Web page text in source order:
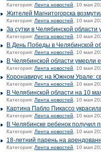
Категория: Лента новостей , 10 мая
Жителей Магнитогорска
Категория: Лента новостей , 10 мая
За сутки в Челябинской
Категория: Лента новостей , 10 мая
В День Победы в Челябинской
Категория: Лента новостей , 10 мая
В Челябинской области умерли
Категория: Лента новостей , 10 мая
Коронавирус на Южном Урале:
Категория: Лента новостей , 10 мая
В Челябинской области на 10
Категория: Лента новостей , 10 мая
Картина Пабло Пикассо
Категория: Лента новостей , 10 мая
В Челябинске ребенок получил
Категория: Лента новостей , 10 мая
18-летний парень на
Категория: Лента новостей , 10 мая